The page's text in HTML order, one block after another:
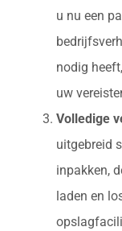
u nu een
nodig
uw
Volledige
uitgebreid
inpakken,
laden en